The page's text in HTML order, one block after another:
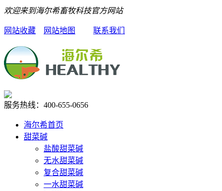
欢迎来到海尔希畜牧科技官方网站
网站收藏 网站地图 联系我们
服务热线： 400-655-0656
海尔希首页
甜菜碱
盐酸甜菜碱
无水甜菜碱
复合甜菜碱
一水甜菜碱